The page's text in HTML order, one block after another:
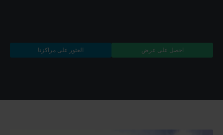
احصل على عرض العثور على مراكزنا